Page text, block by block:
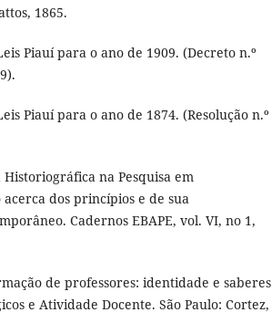
1865.
Piauí para o ano de 1909. (Decreto n.º
Piauí para o ano de 1874. (Resolução n.º
Historiográfica na Pesquisa em
dos princípios e de sua
Cadernos EBAPE, vol. VI, no 1,
de professores: identidade e saberes
e Atividade Docente. São Paulo: Cortez,